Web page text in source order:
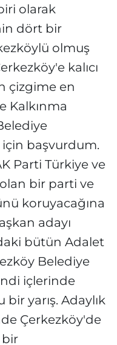
olarak
dört bir
olmuş
kalıcı
çizgime en
Kalkınma
için başvurdum.
Parti Türkiye ve
bir parti ve
koruyacağına
adayı
bütün Adalet
Belediye
içlerinde
yarış. Adaylık
Çerkezköy'de